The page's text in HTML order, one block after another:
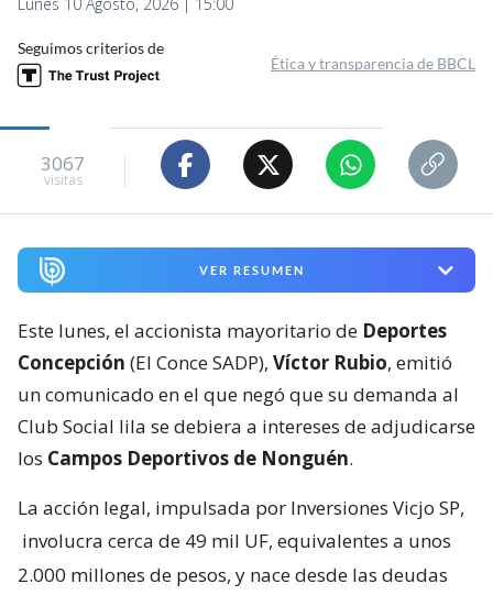
Lunes 10 Agosto, 2026 | 15:00
Seguimos criterios de
Ética y transparencia de BBCL
3067
visitas
VER RESUMEN
Este lunes, el accionista mayoritario de Deportes
Concepción (El Conce SADP), Víctor Rubio, emitió
un comunicado en el que negó que su demanda al
Club Social lila se debiera a intereses de adjudicarse
los Campos Deportivos de Nonguén.
La acción legal, impulsada por Inversiones Vicjo SP,
involucra cerca de 49 mil UF, equivalentes a unos
2.000 millones de pesos, y nace desde las deudas